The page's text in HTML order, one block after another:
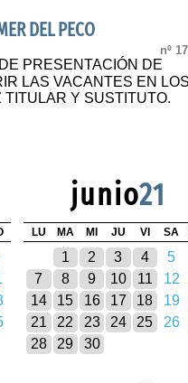
DEL PECO
nº
PRESENTACIÓN DE
LAS VACANTES EN LOS
Y SUSTITUTO.
junio21
LU MA MI JU VI SA
1 2 3 4 5
7
8 9 10 11 12
14
15 16 17 18 19
21
22 23 24 25 26
28
29 30